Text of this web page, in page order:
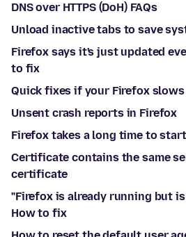
DNS over HTTPS (DoH) FAQs
Unload inactive tabs to save
Firefox says it's just updated
to fix
Quick fixes if your Firefox
Unsent crash reports in Firefox
Firefox takes a long time to
Certificate contains the same
certificate
"Firefox is already running but
How to fix